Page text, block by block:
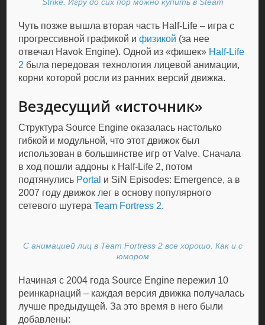
Чуть позже вышла вторая часть Half-Life – игра с
прогрессивной графикой ифизикой (за нее
отвечал Havok Engine). Одной из «фишек» Half-Life
2 была передовая технология лицевой анимации,
корни которой росли из ранних версий движка.
Вездесущий «источник»
Структура Source Engine оказалась настолько
гибкой и модульной, что этот движок был
использован в большинстве игр от Valve. Сначала
в ход пошли аддоны к Half-Life 2, потом
подтянулись Portal и SiN Episodes: Emergence, а в
2007 году движок лег в основу популярного
сетевого шутераTeam Fortress 2.
С анимацией лиц в Team Fortress 2 все хорошо. Как и с
юмором
Начиная с 2004 года Source Engine пережил 10
реинкарнаций – каждая версия движка получалась
лучше предыдущей. За это время в него были
добавлены: